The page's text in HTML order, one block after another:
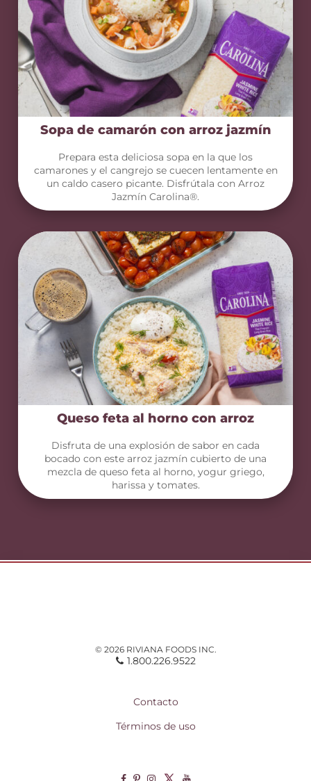
Sopa de camarón con arroz jazmín
Prepara esta deliciosa sopa en la que los
camarones y el cangrejo se cuecen lentamente en
un caldo casero picante. Disfrútala con Arroz
Jazmín Carolina®.
Queso feta al horno con arroz
Disfruta de una explosión de sabor en cada
bocado con este arroz jazmín cubierto de una
mezcla de queso feta al horno, yogur griego,
harissa y tomates.
© 2026 RIVIANA FOODS INC.
1.800.226.9522
Contacto
Términos de uso